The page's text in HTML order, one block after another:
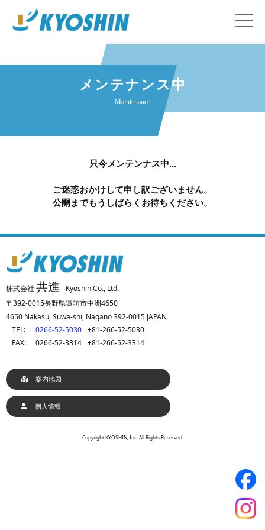
メンテナンス中
Maintenance
只今メンテンナス中...
ご迷惑おかけして申し訳ございません。
公開までもうしばらくお待ちください。
株式会社共進
Kyoshin Co., Ltd.
〒392-0015長野県諏訪市中洲4650
4650 Nakasu, Suwa-shi, Nagano 392-0015 JAPAN
TEL:
0266-52-5030 +81-266-52-5030
FAX:
0266-52-3314 +81-266-52-3314
案内地図
個人情報
Copyright KYOSHIN,.Inc. All Rights Reserved.